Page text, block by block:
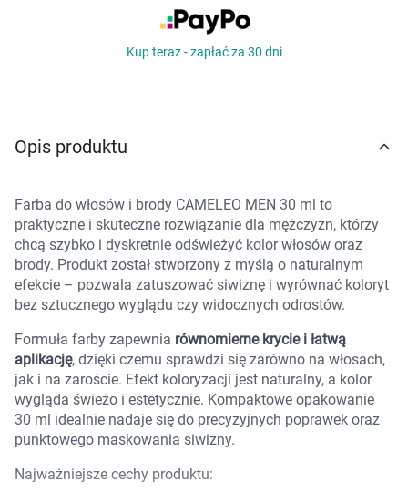
Grupy produktoweKup teraz - zapłać za 30 dni
Opis produktu
Farba do włosów i brody CAMELEO MEN 30 ml to
praktyczne i skuteczne rozwiązanie dla mężczyzn, którzy
chcą szybko i dyskretnie odświeżyć kolor włosów oraz
brody. Produkt został stworzony z myślą o naturalnym
efekcie – pozwala zatuszować siwiznę i wyrównać koloryt
bez sztucznego wyglądu czy widocznych odrostów.
Formuła farby zapewnia równomierne krycie i łatwą
aplikację, dzięki czemu sprawdzi się zarówno na włosach,
jak i na zaroście. Efekt koloryzacji jest naturalny, a kolor
wygląda świeżo i estetycznie. Kompaktowe opakowanie
30 ml idealnie nadaje się do precyzyjnych poprawek oraz
punktowego maskowania siwizny.
Najważniejsze cechy produktu: